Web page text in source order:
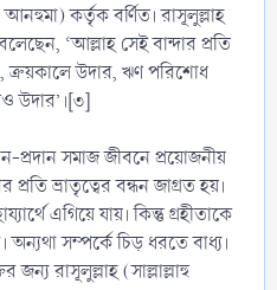
আনহুমা) কর্তৃক বর্ণিত। রাসূলুল্লাহ
‘আল্লাহ সেই বান্দার প্রতি
ক্রয়কালে উদার, ঋণ পরিশোধ
উদার’।[৩]
প্রদান সমাজ জীবনে প্রয়োজনীয়
ভ্রাতৃত্বের বন্ধন জাগ্রত হয়।
এগিয়ে যায়। কিন্তু গ্রহীতাকে
সম্পর্কে চিড় ধরতে বাধ্য।
রাসূলুল্লাহ (সাল্লাল্লাহু